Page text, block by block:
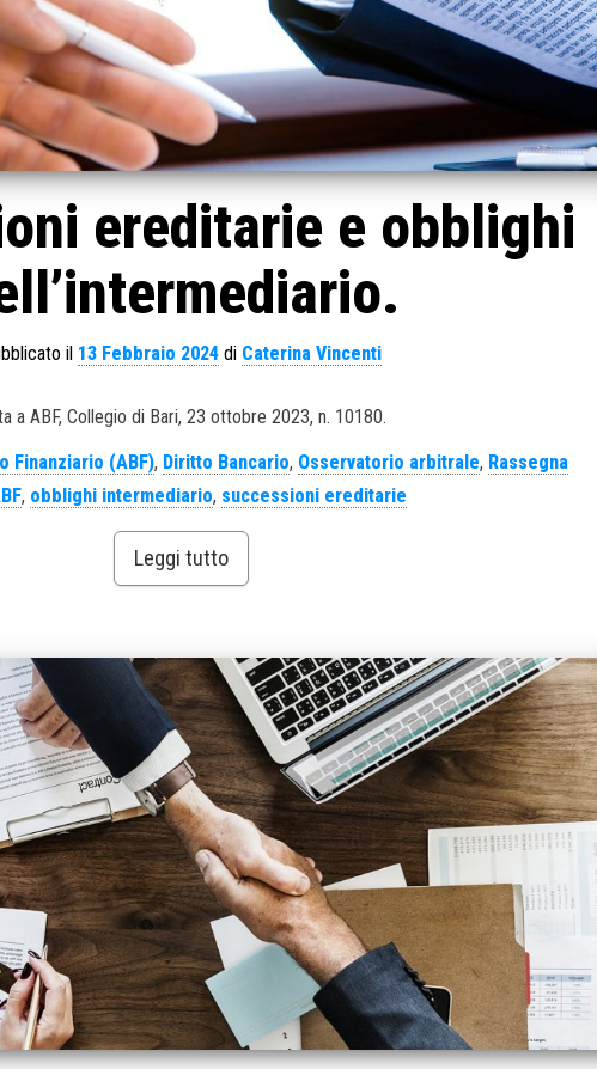
ereditarie e obblighi
il 13 Febbraio 2024di Caterina Vincenti
a ABF, Collegio di Bari, 23 ottobre 2023, n. 10180.
Finanziario (ABF), Diritto Bancario, Osservatorio arbitrale, Rassegna
, obblighi intermediario, successioni ereditarie
Leggi tutto